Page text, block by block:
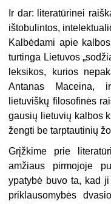
Ir dar: literatūrinei
ištobulintos,
Kalbėdami apie
turtinga Lietuvos
leksikos, kurios
Antanas Maceina,
lietuviškų filosofinės
gausių lietuvių kalbos
žengti be tarptautinių
Grįžkime prie
amžiaus pirmojoje
ypatybė buvo ta, kad
priklausomybės